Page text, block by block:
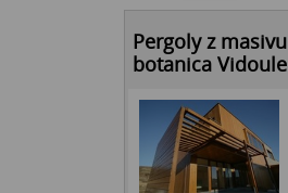
Pergoly z masivu
botanica Vidoule